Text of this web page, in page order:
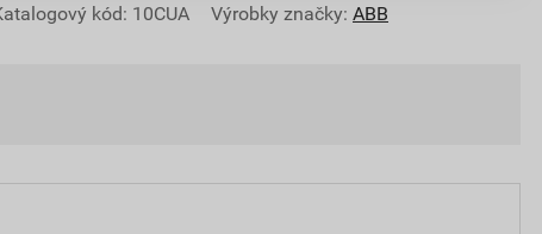
kód: 10CUA Výrobky značky: ABB